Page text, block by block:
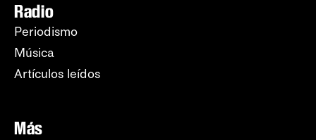
Radio
Periodismo
Música
Artículos leídos
Más